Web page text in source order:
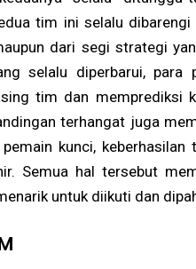
tim ini selalu
dari segi strategi
selalu diperbarui, para
tim dan memprediksi
terhangat juga
kunci, keberhasilan
Semua hal tersebut
untuk diikuti dan